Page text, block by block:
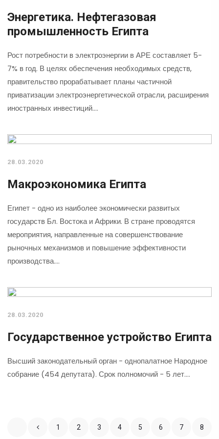
Энергетика. Нефтегазовая
промышленность Египта
Рост потребности в электроэнергии в АРЕ составляет 5-
7% в год. В целях обеспечения необходимых средств,
правительство прорабатывает планы частичной
приватизации электроэнергетической отрасли, расширения
иностранных инвестиций.…
28.03.2020
Макроэкономика Египта
Египет - одно из наиболее экономически развитых
государств Бл. Востока и Африки. В стране проводятся
мероприятия, направленные на совершенствование
рыночных механизмов и повышение эффективности
производства.…
28.03.2020
Государственное устройство Египта
Высший законодательный орган - однопалатное Народное
собрание (454 депутата). Срок полномочий - 5 лет.…
1 2 3 4 5 6 7 8